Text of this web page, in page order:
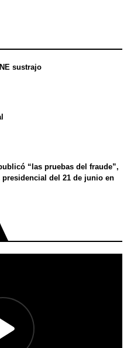
sustrajo
“las pruebas del fraude”,
presidencial del 21 de junio en